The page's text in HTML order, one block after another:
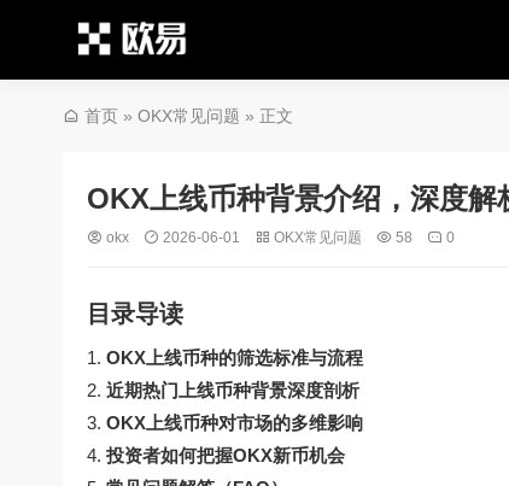
首页 » OKX常见问题 » 正文
OKX上线币种背景介绍，深度
okx 2026-06-01 OKX常见问题 58 0
目录导读
OKX上线币种的筛选标准与流程
近期热门上线币种背景深度剖析
OKX上线币种对市场的多维影响
投资者如何把握OKX新币机会